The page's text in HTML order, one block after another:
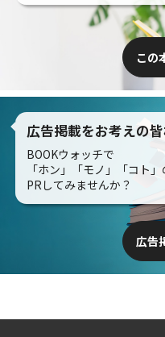
この
広告掲載をお考えの皆
BOOKウォッチで
「ホン」「モノ」「コト」
PRしてみませんか？
広告